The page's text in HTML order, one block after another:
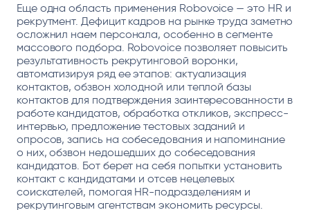
Еще одна область применения Robovoice — это HR и
рекрутмент. Дефицит кадров на рынке труда заметно
осложнил наем персонала, особенно в сегменте
массового подбора. Robovoice позволяет повысить
результативность рекрутинговой воронки,
автоматизируя ряд ее этапов: актуализация
контактов, обзвон холодной или теплой базы
контактов для подтверждения заинтересованности в
работе кандидатов, обработка откликов, экспресс-
интервью, предложение тестовых заданий и
опросов, запись на собеседования и напоминание
о них, обзвон недошедших до собеседования
кандидатов. Бот берет на себя попытки установить
контакт с кандидатами и отсев нецелевых
соискателей, помогая HR-подразделениям и
рекрутинговым агентствам экономить ресурсы.